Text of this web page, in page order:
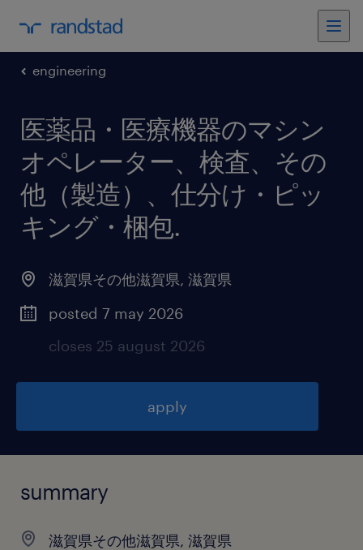
engineering
医薬品・医療機器のマシン
オペレーター、検査、その
他（製造）、仕分け・ピッ
キング・梱包.
滋賀県その他滋賀県, 滋賀県
posted 7 may 2026
closes 25 august 2026
apply
summary
滋賀県その他滋賀県, 滋賀県